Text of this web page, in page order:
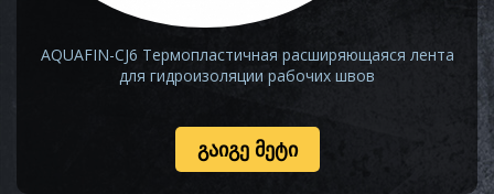
AQUAFIN-CJ6 Термопластичная расширяющаяся лента
для гидроизоляции рабочих швов
ᲒᲐᲘᲒᲔ ᲛᲔᲢᲘ